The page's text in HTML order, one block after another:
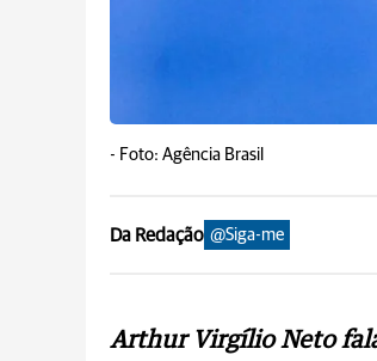
- Foto: Agência Brasil
Da Redação @Siga-me
Arthur Virgílio Neto